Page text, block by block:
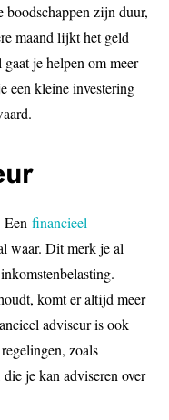
zijn duur,
maand lijkt het geld
je helpen om meer
een kleine investering
Eenfinancieel
waar. Dit merk je al
komt er altijd meer
adviseur is ook
zoals
je kan adviseren over